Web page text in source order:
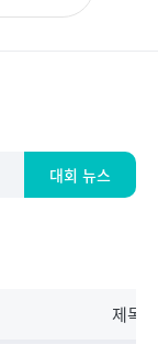
대회 뉴스
제목